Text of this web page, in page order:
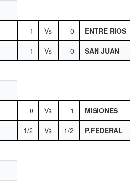
1 Vs 0 ENTRE RIOS
1 Vs 0 SAN JUAN
0 Vs 1 MISIONES
1/2 Vs 1/2 P.FEDERAL